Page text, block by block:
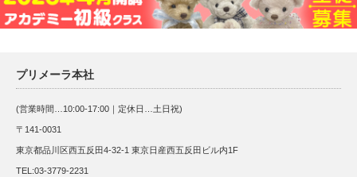
プリメーラ本社
(営業時間…10:00-17:00｜定休日…土日祝)
〒141-0031
東京都品川区西五反田4-32-1 東京日産西五反田ビル内1F
TEL:03-3779-2231